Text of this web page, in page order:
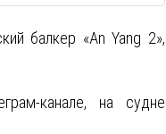
балкер «An Yang 2»,
канале, на судне